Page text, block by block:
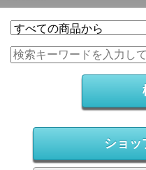
ショッ